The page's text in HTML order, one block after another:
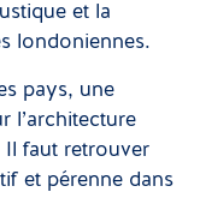
et la
londoniennes.
pays, une
l’architecture
Il faut retrouver
et pérenne dans